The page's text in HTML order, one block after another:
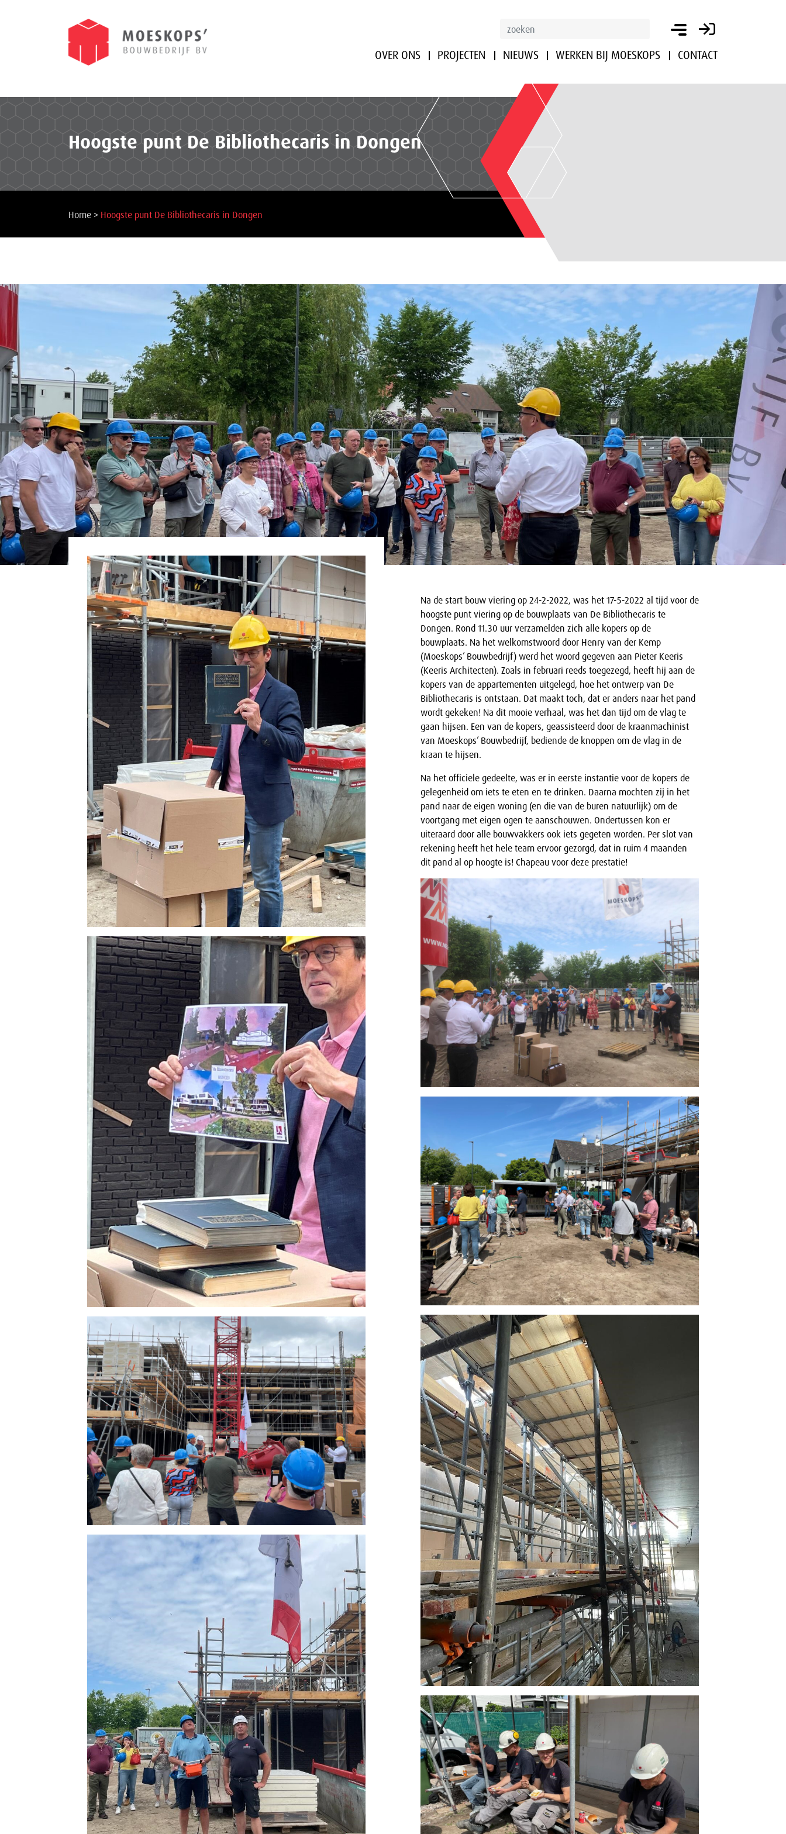
OVER ONS PROJECTEN NIEUWS WERKEN BIJ MOESKOPS CONTACT
Hoogste punt De Bibliothecaris in Dongen
Home > Hoogste punt De Bibliothecaris in Dongen
Na de start bouw viering op 24-2-2022, was het 17-5-2022 al tijd voor de
hoogste punt viering op de bouwplaats van De Bibliothecaris te
Dongen. Rond 11.30 uur verzamelden zich alle kopers op de
bouwplaats. Na het welkomstwoord door Henry van der Kemp
(Moeskops’ Bouwbedrijf) werd het woord gegeven aan Pieter Keeris
(Keeris Architecten). Zoals in februari reeds toegezegd, heeft hij aan de
kopers van de appartementen uitgelegd, hoe het ontwerp van De
Bibliothecaris is ontstaan. Dat maakt toch, dat er anders naar het pand
wordt gekeken! Na dit mooie verhaal, was het dan tijd om de vlag te
gaan hijsen. Een van de kopers, geassisteerd door de kraanmachinist
van Moeskops’ Bouwbedrijf, bediende de knoppen om de vlag in de
kraan te hijsen.
Na het officiele gedeelte, was er in eerste instantie voor de kopers de
gelegenheid om iets te eten en te drinken. Daarna mochten zij in het
pand naar de eigen woning (en die van de buren natuurlijk) om de
voortgang met eigen ogen te aanschouwen. Ondertussen kon er
uiteraard door alle bouwvakkers ook iets gegeten worden. Per slot van
rekening heeft het hele team ervoor gezorgd, dat in ruim 4 maanden
dit pand al op hoogte is! Chapeau voor deze prestatie!